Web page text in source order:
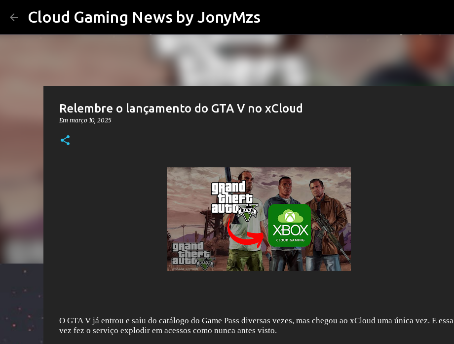
Cloud Gaming News by JonyMzs
Relembre o lançamento do GTA V no xCloud
Em março 10, 2025
O GTA V já entrou e saiu do catálogo do Game Pass diversas vezes, mas chegou ao xCloud uma única vez. E essa
vez fez o serviço explodir em acessos como nunca antes visto.